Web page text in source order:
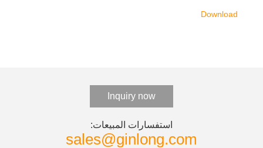
Download
Inquiry now
استفسارات المبيعات:
sales@ginlong.com